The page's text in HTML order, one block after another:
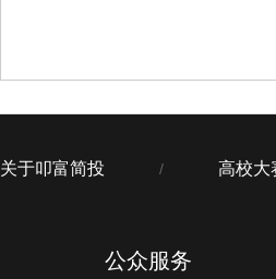
关于叩富简投 / 高校大
公众服务